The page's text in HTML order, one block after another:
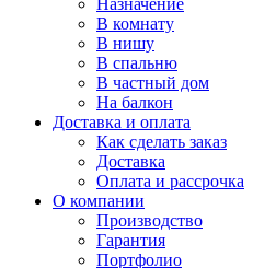
Назначение
В комнату
В нишу
В спальню
В частный дом
На балкон
Доставка и оплата
Как сделать заказ
Доставка
Оплата и рассрочка
О компании
Производство
Гарантия
Портфолио